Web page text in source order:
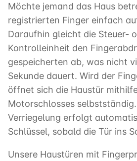
Möchte jemand das Haus
registrierten Finger einfach
Daraufhin gleicht die Steuer-
Kontrolleinheit den
gespeicherten ab, was nicht
Sekunde dauert. Wird der
öffnet sich die Haustür
Motorschlosses
Verriegelung erfolgt
Schlüssel, sobald die Tür ins
Unsere Haustüren mit